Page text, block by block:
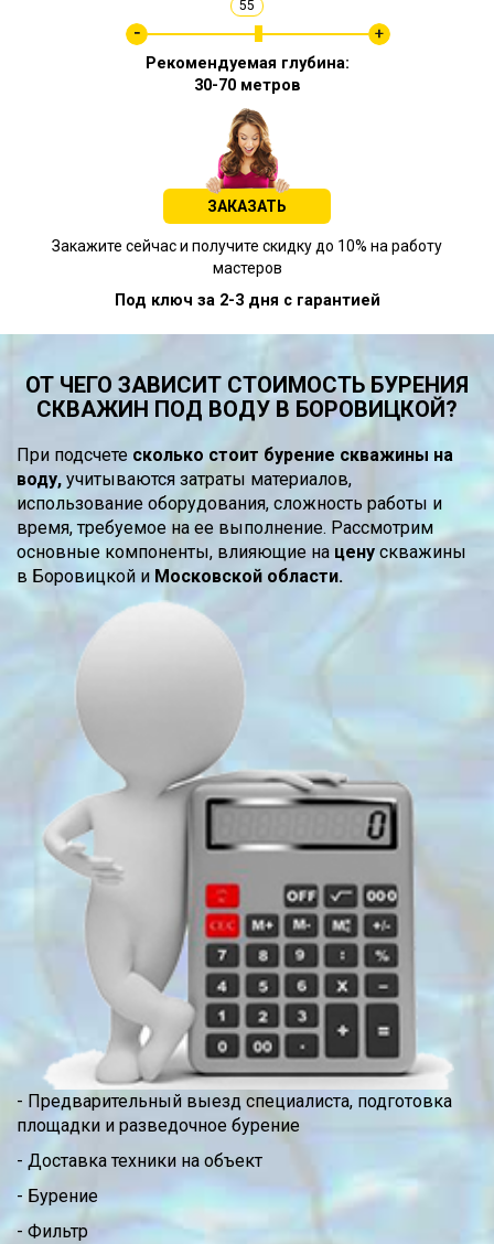
55
Рекомендуемая глубина:
30-70 метров
ЗАКАЗАТЬ
Закажите сейчас и получите скидку до 10% на работу
мастеров
Под ключ за 2-3 дня с гарантией
ОТ ЧЕГО ЗАВИСИТ СТОИМОСТЬ БУРЕНИЯ
СКВАЖИН ПОД ВОДУ В БОРОВИЦКОЙ?
При подсчете сколько стоит бурение скважины на
воду, учитываются затраты материалов,
использование оборудования, сложность работы и
время, требуемое на ее выполнение. Рассмотрим
основные компоненты, влияющие на цену скважины
в Боровицкой и Московской области.
- Предварительный выезд специалиста, подготовка
площадки и разведочное бурение
- Доставка техники на объект
- Бурение
- Фильтр